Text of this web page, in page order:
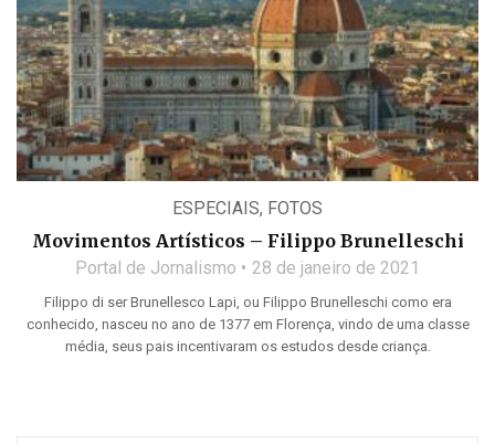
ESPECIAIS, FOTOS
Movimentos Artísticos – Filippo Brunelleschi
Portal de Jornalismo 28 de janeiro de 2021
Filippo di ser Brunellesco Lapi, ou Filippo Brunelleschi como era
conhecido, nasceu no ano de 1377 em Florença, vindo de uma classe
média, seus pais incentivaram os estudos desde criança.